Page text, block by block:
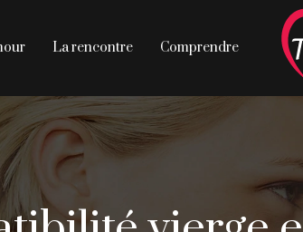
Comprendre
La rencontre